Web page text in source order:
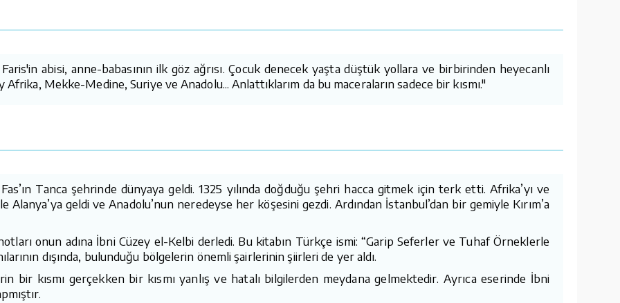
abisi, anne-babasının ilk göz ağrısı. Çocuk denecek yaşta düştük yollara ve birbirinden heyecanlı
Mekke-Medine, Suriye ve Anadolu... Anlattıklarım da bu maceraların sadece bir kısmı."
Tanca şehrinde dünyaya geldi. 1325 yılında doğduğu şehri hacca gitmek için terk etti. Afrika’yı ve
Alanya’ya geldi ve Anadolu’nun neredeyse her köşesini gezdi. Ardından İstanbul’dan bir gemiyle Kırım’a
onun adına İbni Cüzey el-Kelbi derledi. Bu kitabın Türkçe ismi: “Garip Seferler ve Tuhaf Örneklerle
dışında, bulunduğu bölgelerin önemli şairlerinin şiirleri de yer aldı.
bir kısmı gerçekken bir kısmı yanlış ve hatalı bilgilerden meydana gelmektedir. Ayrıca eserinde İbni